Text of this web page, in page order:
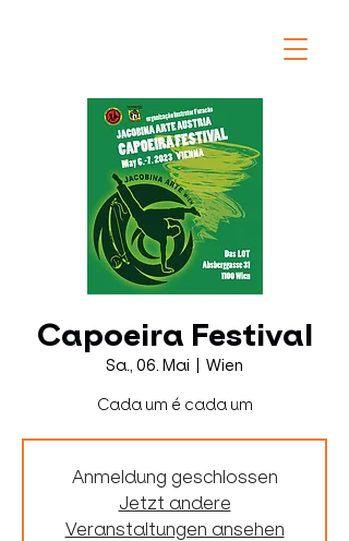
Capoeira Festival
Sa., 06. Mai
Wien
Cada um é cada um
Anmeldung geschlossen
Jetzt andere
Veranstaltungen ansehen